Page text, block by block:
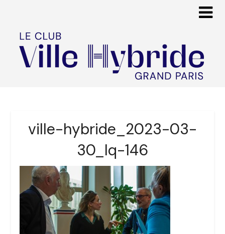
ville-hybride_2023-03-
30_lq-146